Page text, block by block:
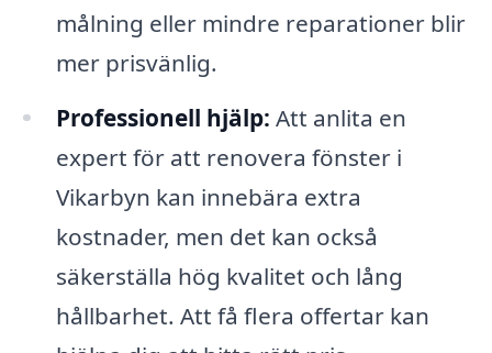
målning eller mindre reparationer blir
mer prisvänlig.
Professionell hjälp: Att anlita en
expert för att renovera fönster i
Vikarbyn kan innebära extra
kostnader, men det kan också
säkerställa hög kvalitet och lång
hållbarhet. Att få flera offertar kan